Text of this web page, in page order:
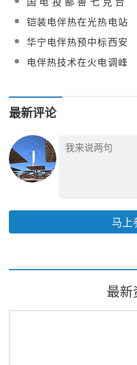
工注意事项
100MW光热发电项目电
伴热供货安装招标
铠装电伴热在光热电站
熔盐储罐伴热中的用途
华宁电伴热预中标西安
热工院生产项目
500MW/2000MWh熔盐
备
电伴热技术在火电调峰
最新评论
马上
最新